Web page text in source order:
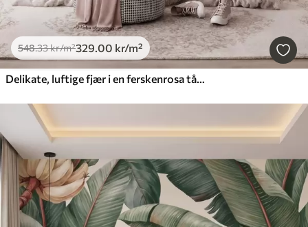
548.33kr/m²329.00 kr/m²
Delikate, luftige fjær i en ferskenrosa tåke med glans